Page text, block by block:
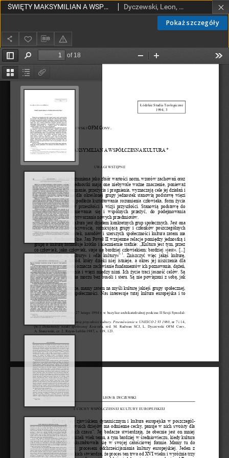
Pokaż szczegóły
ŚWIĘTY MAKSYMILIAN A WSPÓŁCZESNA KULTURA Dyczewski, Leon, OFMConv.